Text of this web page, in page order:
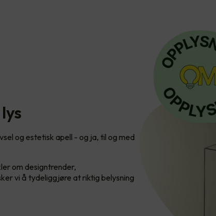
og estetisk apell - og ja, til og med
om designtrender,
vi å tydeliggjøre at riktig belysning